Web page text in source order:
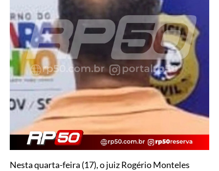
Nesta quarta-feira (17), o juiz Rogério Monteles